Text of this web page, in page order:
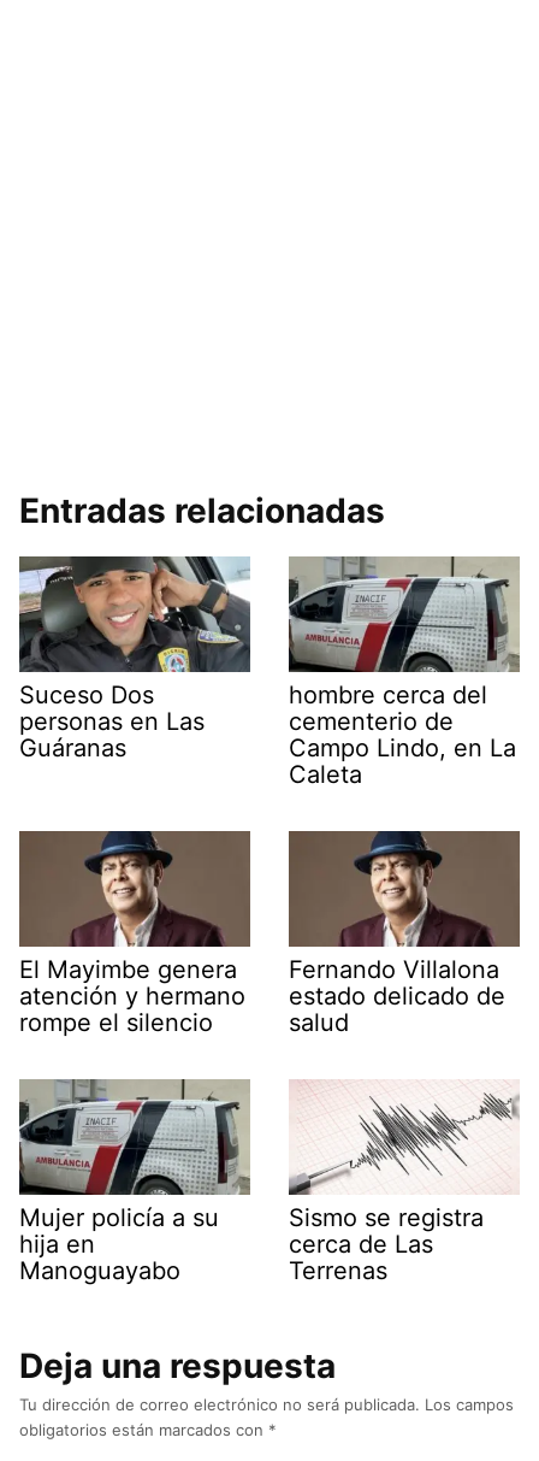
Entradas relacionadas
Suceso Dos
personas en Las
Guáranas
hombre cerca del
cementerio de
Campo Lindo, en La
Caleta
El Mayimbe genera
atención y hermano
rompe el silencio
Fernando Villalona
estado delicado de
salud
Mujer policía a su
hija en
Manoguayabo
Sismo se registra
cerca de Las
Terrenas
Deja una respuesta
Tu dirección de correo electrónico no será publicada. Los campos
obligatorios están marcados con *